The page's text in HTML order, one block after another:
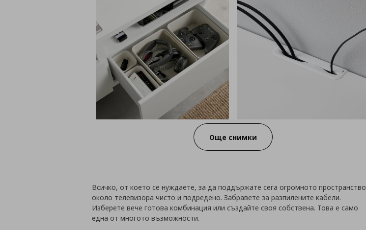
Още снимки
Всичко, от което се нуждаете, за да поддържате сега огромното пространство
около телевизора чисто и подредено. Забравете за разпилените кабели.
Изберете вече готова комбинация или създайте своя собствена. Това е само
една от многото възможности.